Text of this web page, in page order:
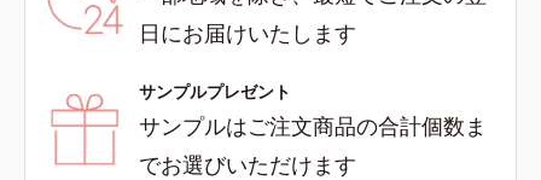
日にお届けいたします
サンプルプレゼント
サンプルはご注文商品の合計個数ま
でお選びいただけます